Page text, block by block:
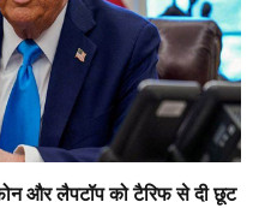
और लैपटॉप को टैरिफ से दी छूट